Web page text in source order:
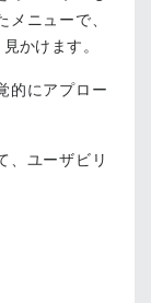
ニューで、
かけます。
的にアプロー
、ユーザビリ